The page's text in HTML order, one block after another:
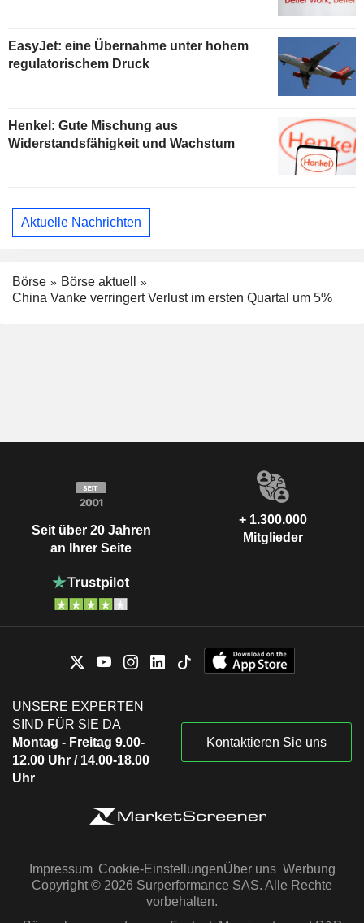
EasyJet: eine Übernahme unter hohem
regulatorischem Druck
Henkel: Gute Mischung aus
Widerstandsfähigkeit und Wachstum
Aktuelle Nachrichten
Börse
Börse aktuell
China Vanke verringert Verlust im ersten Quartal um 5%
Seit über 20 Jahren
an Ihrer Seite
+ 1.300.000
Mitglieder
UNSERE EXPERTEN
SIND FÜR SIE DA
Montag - Freitag 9.00-
12.00 Uhr / 14.00-18.00
Uhr
Kontaktieren Sie uns
Impressum Cookie-EinstellungenÜber uns Werbung
Copyright © 2026 Surperformance SAS. Alle Rechte
vorbehalten.